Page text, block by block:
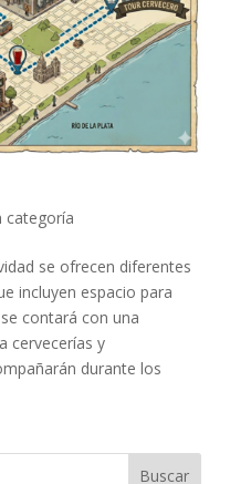
categoría
se ofrecen diferentes
incluyen espacio para
contará con una
cervecerías y
durante los
Buscar